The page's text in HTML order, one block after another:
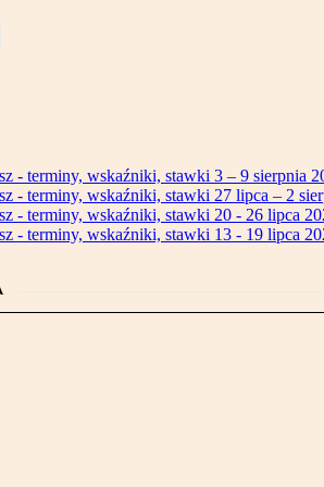
- terminy, wskaźniki, stawki 3 – 9 sierpnia
- terminy, wskaźniki, stawki 27 lipca – 2
- terminy, wskaźniki, stawki 20 - 26 lipca
- terminy, wskaźniki, stawki 13 - 19 lipca